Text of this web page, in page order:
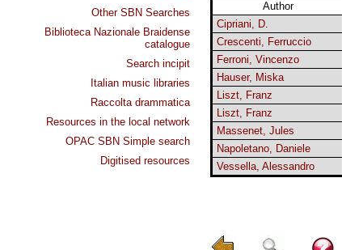
Other SBN Searches
Biblioteca Nazionale Braidense
catalogue
Search incipit
Italian music libraries
Raccolta drammatica
Resources in the local network
OPAC SBN Simple search
Digitised resources
Author
Cipriani, D.
Crescenti, Ferruccio
Ferroni, Vincenzo
Hauser, Miska
Liszt, Franz
Liszt, Franz
Massenet, Jules
Napoletano, Daniele
Vessella, Alessandro